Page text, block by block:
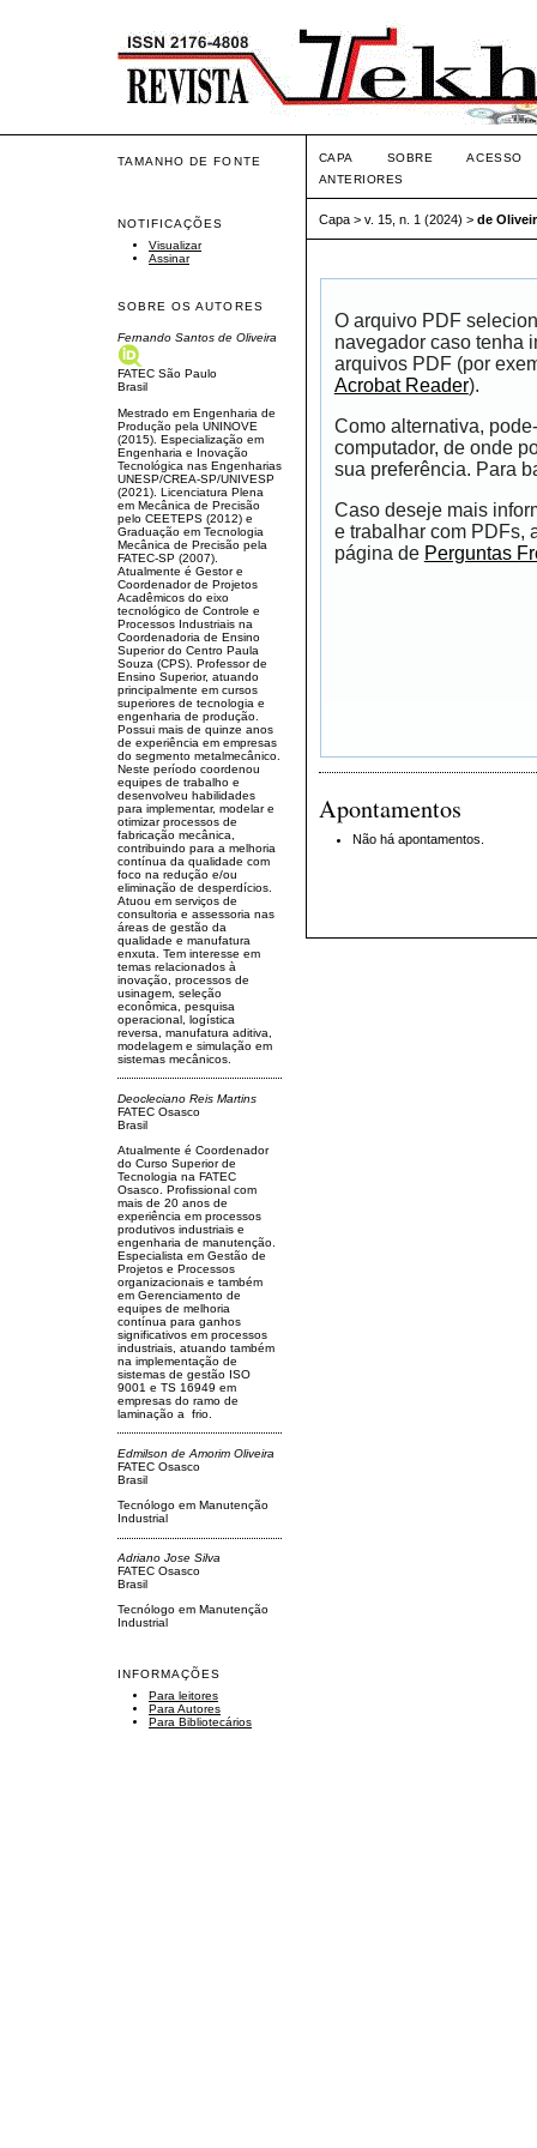
TAMANHO DE FONTE
NOTIFICAÇÕES
Visualizar
Assinar
SOBRE OS AUTORES
Fernando Santos de Oliveira
FATEC São Paulo
Brasil
Mestrado em Engenharia de
Produção pela UNINOVE
(2015). Especialização em
Engenharia e Inovação
Tecnológica nas Engenharias
UNESP/CREA-SP/UNIVESP
(2021). Licenciatura Plena
em Mecânica de Precisão
pelo CEETEPS (2012) e
Graduação em Tecnologia
Mecânica de Precisão pela
FATEC-SP (2007).
Atualmente é Gestor e
Coordenador de Projetos
Acadêmicos do eixo
tecnológico de Controle e
Processos Industriais na
Coordenadoria de Ensino
Superior do Centro Paula
Souza (CPS). Professor de
Ensino Superior, atuando
principalmente em cursos
superiores de tecnologia e
engenharia de produção.
Possui mais de quinze anos
de experiência em empresas
do segmento metalmecânico.
Neste período coordenou
equipes de trabalho e
desenvolveu habilidades
para implementar, modelar e
otimizar processos de
fabricação mecânica,
contribuindo para a melhoria
contínua da qualidade com
foco na redução e/ou
eliminação de desperdícios.
Atuou em serviços de
consultoria e assessoria nas
áreas de gestão da
qualidade e manufatura
enxuta. Tem interesse em
temas relacionados à
inovação, processos de
usinagem, seleção
econômica, pesquisa
operacional, logística
reversa, manufatura aditiva,
modelagem e simulação em
sistemas mecânicos.
Deocleciano Reis Martins
FATEC Osasco
Brasil
Atualmente é Coordenador
do Curso Superior de
Tecnologia na FATEC
Osasco. Profissional com
mais de 20 anos de
experiência em processos
produtivos industriais e
engenharia de manutenção.
Especialista em Gestão de
Projetos e Processos
organizacionais e também
em Gerenciamento de
equipes de melhoria
contínua para ganhos
significativos em processos
industriais, atuando também
na implementação de
sistemas de gestão ISO
9001 e TS 16949 em
empresas do ramo de
laminação a frio.
Edmilson de Amorim Oliveira
FATEC Osasco
Brasil
Tecnólogo em Manutenção
Industrial
Adriano Jose Silva
FATEC Osasco
Brasil
Tecnólogo em Manutenção
Industrial
INFORMAÇÕES
Para leitores
Para Autores
Para Bibliotecários
CAPA SOBRE
ACESSO
ANTERIORES
Capa> v. 15, n. 1 (2024) > de
O arquivo PDF
navegador caso tenha
arquivos PDF (por
Acrobat Reader).
Como alternativa,
computador, de onde
sua preferência. Para
Caso deseje mais
e trabalhar com PDFs,
página de Perguntas
Apontamentos
Não há apontamentos.